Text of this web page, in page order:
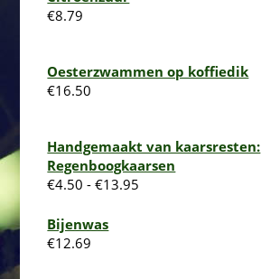
€8.79
Oesterzwammen op koffiedik
€16.50
Handgemaakt van kaarsresten:
Regenboogkaarsen
€4.50 - €13.95
Bijenwas
€12.69